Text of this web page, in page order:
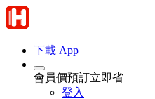
下載 App
會員價預訂立即省
登入